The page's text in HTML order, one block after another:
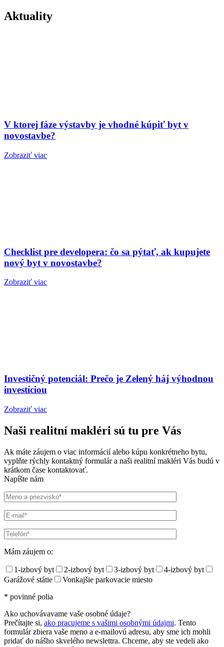
Aktuality
V ktorej fáze výstavby je vhodné kúpiť byt v
novostavbe?
Zobraziť viac
Checklist pre developera: čo sa pýtať, ak kupujete
nový byt v novostavbe?
Zobraziť viac
Investičný potenciál: Prečo je Zelený háj výhodnou
investíciou
Zobraziť viac
Naši realitní makléri sú tu pre Vás
Ak máte záujem o viac informácií alebo kúpu konkrétneho bytu,
vyplňte rýchly kontaktný formulár a naši realitní makléri Vás budú v
krátkom čase kontaktovať.
Napíšte nám
Mám záujem o:
1-izbový byt 2-izbový byt 3-izbový byt
4-izbový byt
Garážové státie
Vonkajšie parkovacie miesto
* povinné polia
Ako uchovávavame vaše osobné údaje?
Prečítajte si, ako pracujeme s vašimi osobnými údajmi. Tento
formulár zbiera vaše meno a e-mailovú adresu, aby sme ich mohli
pridať do nášho skvelého newslettra. Chceme, aby ste vedeli ako